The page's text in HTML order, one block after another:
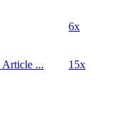
6x
Article ... 15x